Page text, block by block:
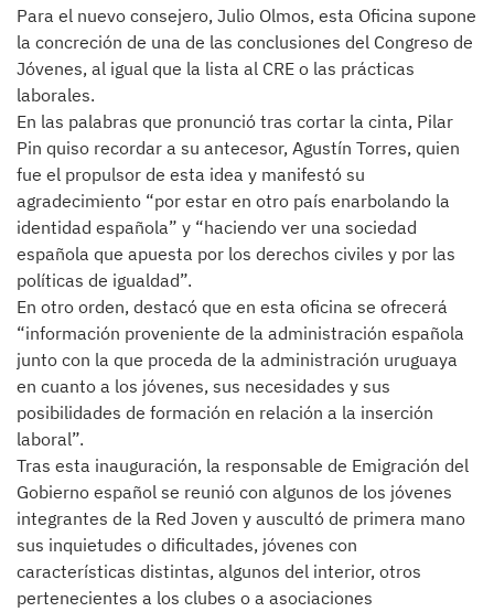
Para el nuevo consejero, Julio Olmos, esta Oficina supone
la concreción de una de las conclusiones del Congreso de
Jóvenes, al igual que la lista al CRE o las prácticas
laborales.
En las palabras que pronunció tras cortar la cinta, Pilar
Pin quiso recordar a su antecesor, Agustín Torres, quien
fue el propulsor de esta idea y manifestó su
agradecimiento “por estar en otro país enarbolando la
identidad española” y “haciendo ver una sociedad
española que apuesta por los derechos civiles y por las
políticas de igualdad”.
En otro orden, destacó que en esta oficina se ofrecerá
“información proveniente de la administración española
junto con la que proceda de la administración uruguaya
en cuanto a los jóvenes, sus necesidades y sus
posibilidades de formación en relación a la inserción
laboral”.
Tras esta inauguración, la responsable de Emigración del
Gobierno español se reunió con algunos de los jóvenes
integrantes de la Red Joven y auscultó de primera mano
sus inquietudes o dificultades, jóvenes con
características distintas, algunos del interior, otros
pertenecientes a los clubes o a asociaciones